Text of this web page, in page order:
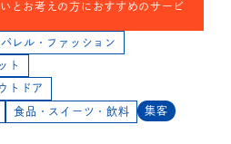
とお考えの方におすすめのサービ
レル・ファッション
ト
トドア
食品・スイーツ・飲料 集客